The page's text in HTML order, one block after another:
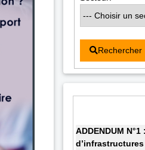
Rechercher
ADDENDUM